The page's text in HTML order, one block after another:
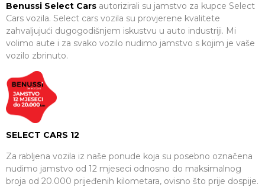
Benussi Select Cars autorizirali su jamstvo za kupce Select
Cars vozila. Select cars vozila su provjerene kvalitete
zahvaljujući dugogodišnjem iskustvu u auto industriji. Mi
volimo aute i za svako vozilo nudimo jamstvo s kojim je vaše
vozilo zbrinuto.
SELECT CARS 12
Za rabljena vozila iz naše ponude koja su posebno označena
nudimo jamstvo od 12 mjeseci odnosno do maksimalnog
broja od 20.000 prijeđenih kilometara, ovisno što prije dospije.